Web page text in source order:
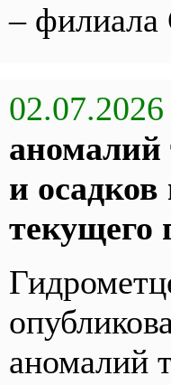
–
02.07.2026
аномалий
и
текущего
аномалий